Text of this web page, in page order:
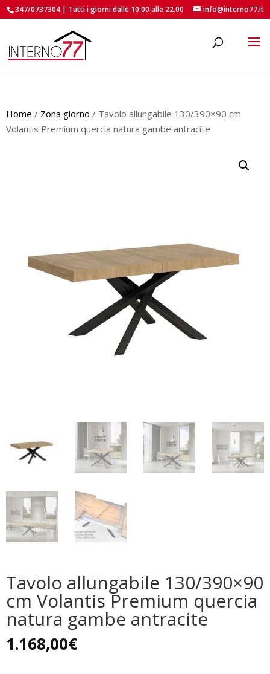
347/0737304 | Tutti i giorni dalle 10.00 alle 22.00 info@interno77.it
Home / Zona giorno / Tavolo allungabile 130/390×90 cm
Volantis Premium quercia natura gambe antracite
Tavolo allungabile 130/390×90
cm Volantis Premium quercia
natura gambe antracite
1.168,00€